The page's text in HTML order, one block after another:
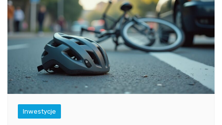
Inwestycje